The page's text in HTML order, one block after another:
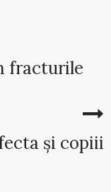
fracturile
și copiii